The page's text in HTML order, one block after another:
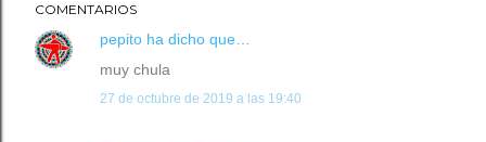
COMENTARIOS
pepito ha dicho que…
muy chula
27 de octubre de 2019 a las 19:40